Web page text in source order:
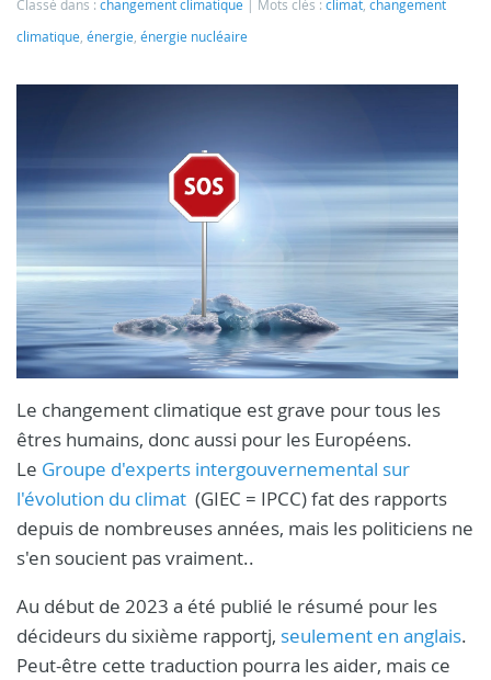
Classé dans : changement climatique Mots clés : climat changement
climatique énergie énergie nucléaire
Le changement climatique est grave pour tous les
êtres humains, donc aussi pour les Européens.
Le Groupe d'experts intergouvernemental sur
l'évolution du climat (GIEC = IPCC) fat des rapports
depuis de nombreuses années, mais les politiciens ne
s'en soucient pas vraiment..
Au début de 2023 a été publié le résumé pour les
décideurs du sixième rapportj, seulement en anglais.
Peut-être cette traduction pourra les aider, mais ce